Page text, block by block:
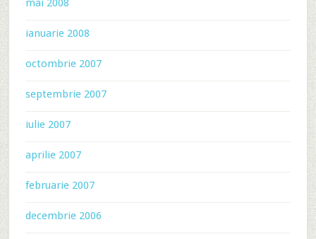
mai 2008
ianuarie 2008
octombrie 2007
septembrie 2007
iulie 2007
aprilie 2007
februarie 2007
decembrie 2006